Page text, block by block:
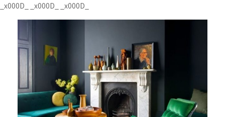
_x000D_ _x000D_ _x000D_
к